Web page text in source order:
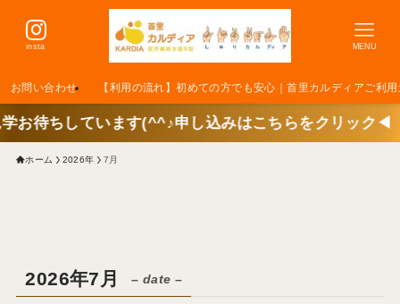
insta MENU
お問い合わせ 【利用の流れ】初めての方でも安心｜首里カルディアご利
います(^^♪申し込みはこちらをクリック◀
ホーム 2026年 7月
2026年7月 – date –